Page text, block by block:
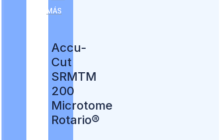
MÁS
Accu-
Cut
SRMTM
200
Microtome
Rotario®